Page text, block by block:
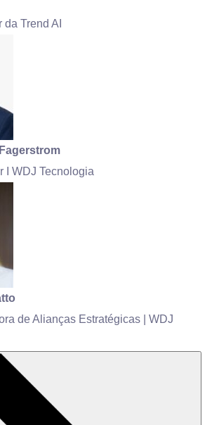
Trend AI
I WDJ Tecnologia
de Alianças Estratégicas | WDJ